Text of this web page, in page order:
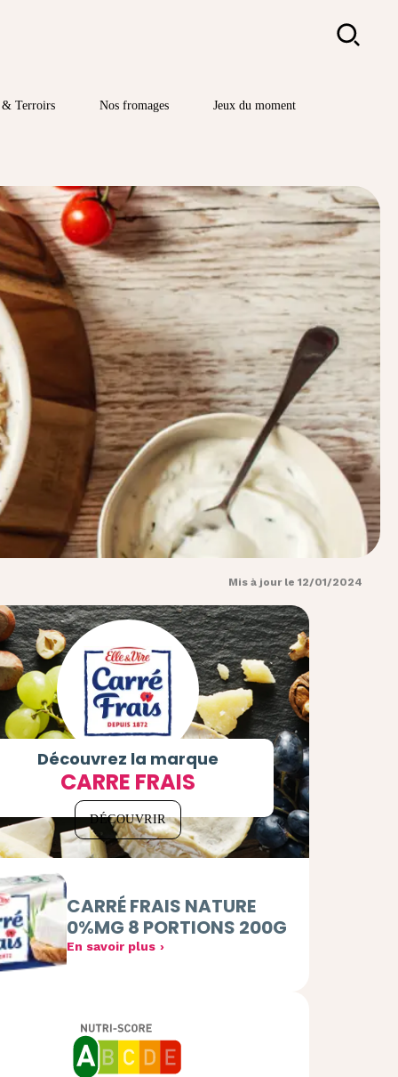
Rechercher
& Terroirs Nos fromages Jeux du moment
Mis à jour le 12/01/2024
Découvrez la marque
CARRE FRAIS
DÉCOUVRIR
CARRÉ FRAIS NATURE
0%MG 8 PORTIONS 200G
En savoir plus